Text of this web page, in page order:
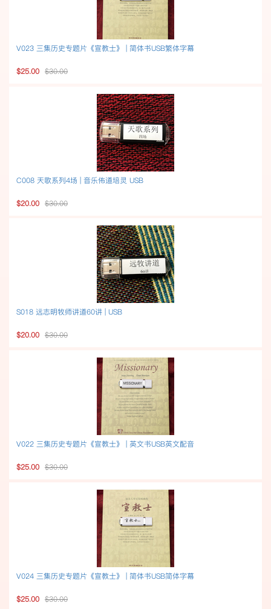
V023 三集历史专题片《宣教士》 | 简体书USB繁体字幕
$25.00 $30.00
C008 天歌系列4场 | 音乐佈道培灵 USB
$20.00 $30.00
S018 远志明牧师讲道60讲 | USB
$20.00 $30.00
V022 三集历史专题片《宣教士》 | 英文书USB英文配音
$25.00 $30.00
V024 三集历史专题片《宣教士》 | 简体书USB简体字幕
$25.00 $30.00